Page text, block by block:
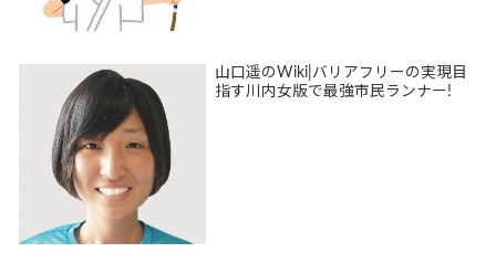
山口遥のWiki|バリアフリーの実現目
指す川内女版で最強市民ランナー!